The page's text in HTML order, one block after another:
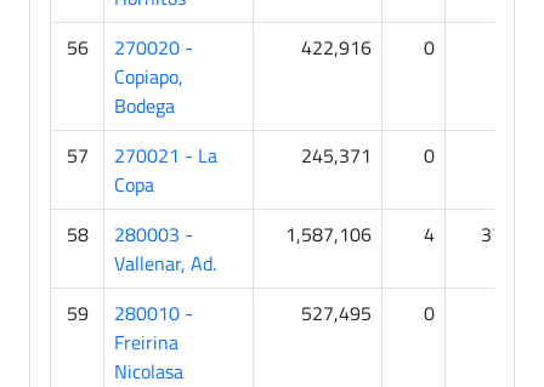
56
270020 -
Copiapo,
Bodega
422,916 0
57
270021 - La
Copa
245,371 0
58
280003 -
Vallenar, Ad.
1,587,106 4 378
59
280010 -
Freirina
Nicolasa
527,495 0